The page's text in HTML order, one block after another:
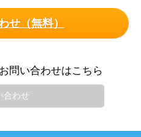
せ（無料）
問い合わせはこちら
合わせ